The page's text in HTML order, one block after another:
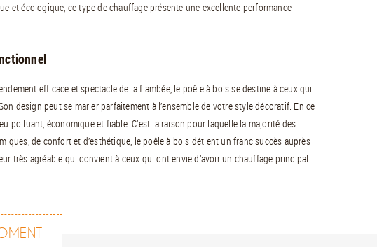
et écologique, ce type de chauffage présente une excellente performance
efficace et spectacle de la flambée, le poêle à bois se destine à ceux qui
design peut se marier parfaitement à l’ensemble de votre style décoratif. En ce
polluant, économique et fiable. C’est la raison pour laquelle la majorité des
de confort et d’esthétique, le poêle à bois détient un franc succès auprès
très agréable qui convient à ceux qui ont envie d’avoir un chauffage principal